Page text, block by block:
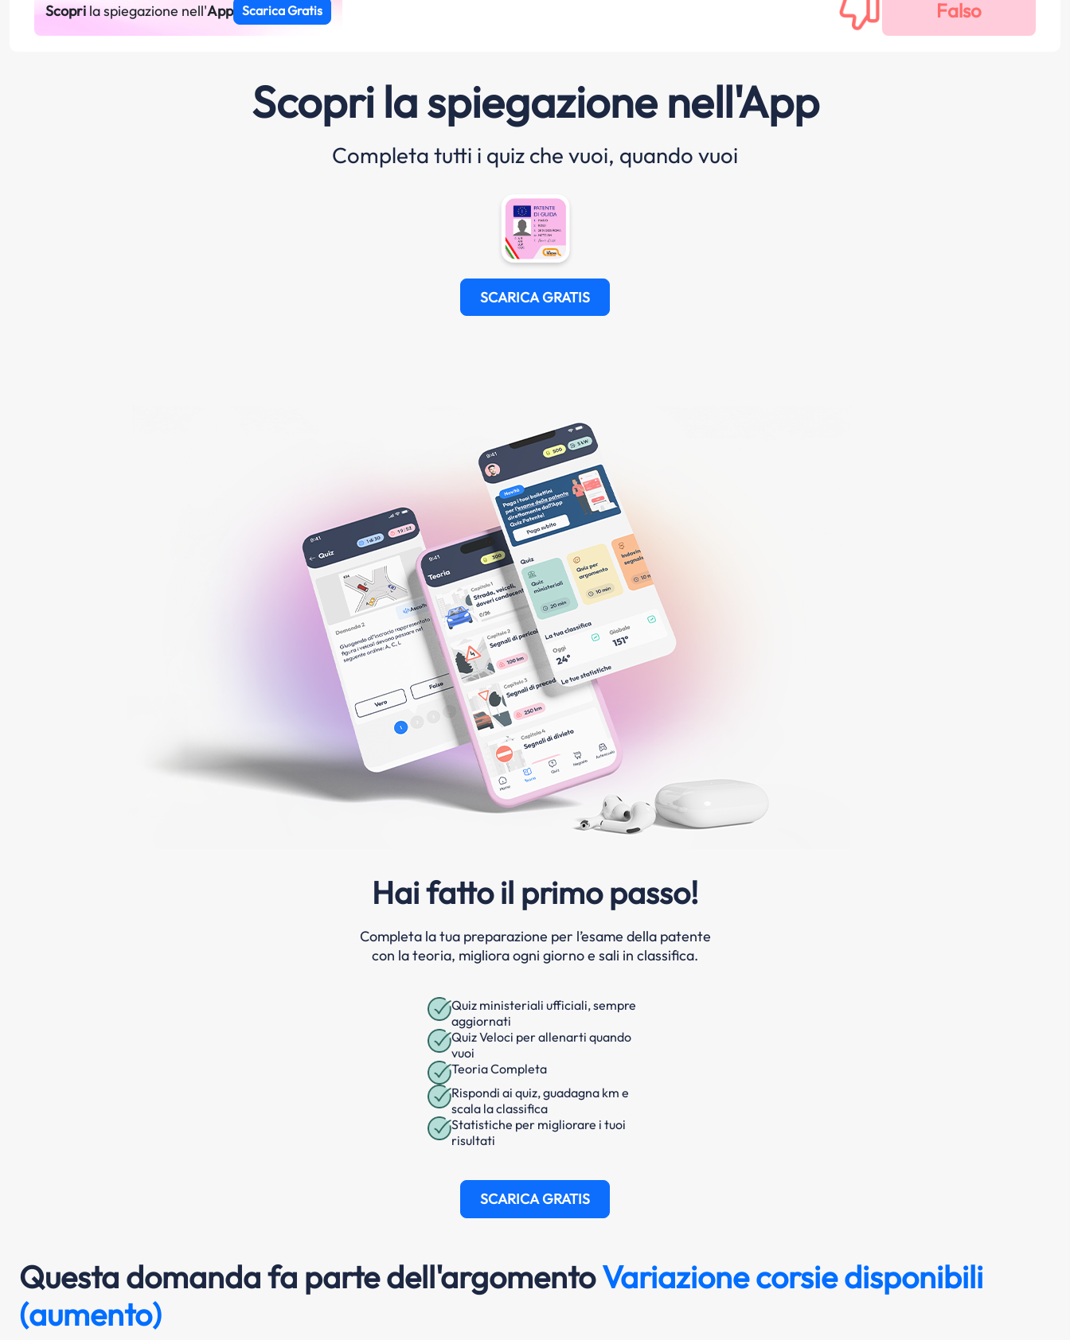
Scoprila spiegazione nell'App Scarica Gratis
Scopri la spiegazione nell'App
Completa tutti i quiz che vuoi, quando vuoi
SCARICA GRATIS
Hai fatto il primo passo!
Completa la tua preparazione per l’esame della patente
con la teoria, migliora ogni giorno e sali in classifica.
Quiz ministeriali ufficiali, sempre
aggiornati
Quiz Veloci per allenarti quando
vuoi
Teoria Completa
Rispondi ai quiz, guadagna km e
scala la classifica
Statistiche per migliorare i tuoi
risultati
SCARICA GRATIS
Questa domanda fa parte dell'argomentoVariazione corsie disponibili
(aumento)